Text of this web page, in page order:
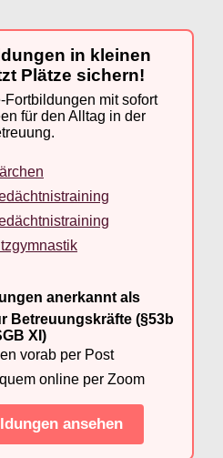
in kleinen
Plätze sichern!
Fortbildungen mit sofort
für den Alltag in der
anerkannt als
Betreuungskräfte (§53b
XI)
vorab per Post
online per Zoom
ansehen